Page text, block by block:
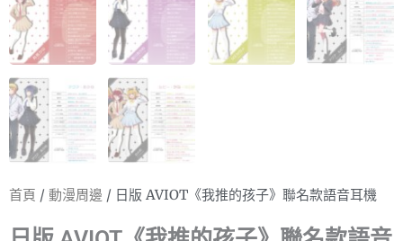
首頁 / 動漫周邊 / 日版 AVIOT《我推的孩子》聯名款語音耳機